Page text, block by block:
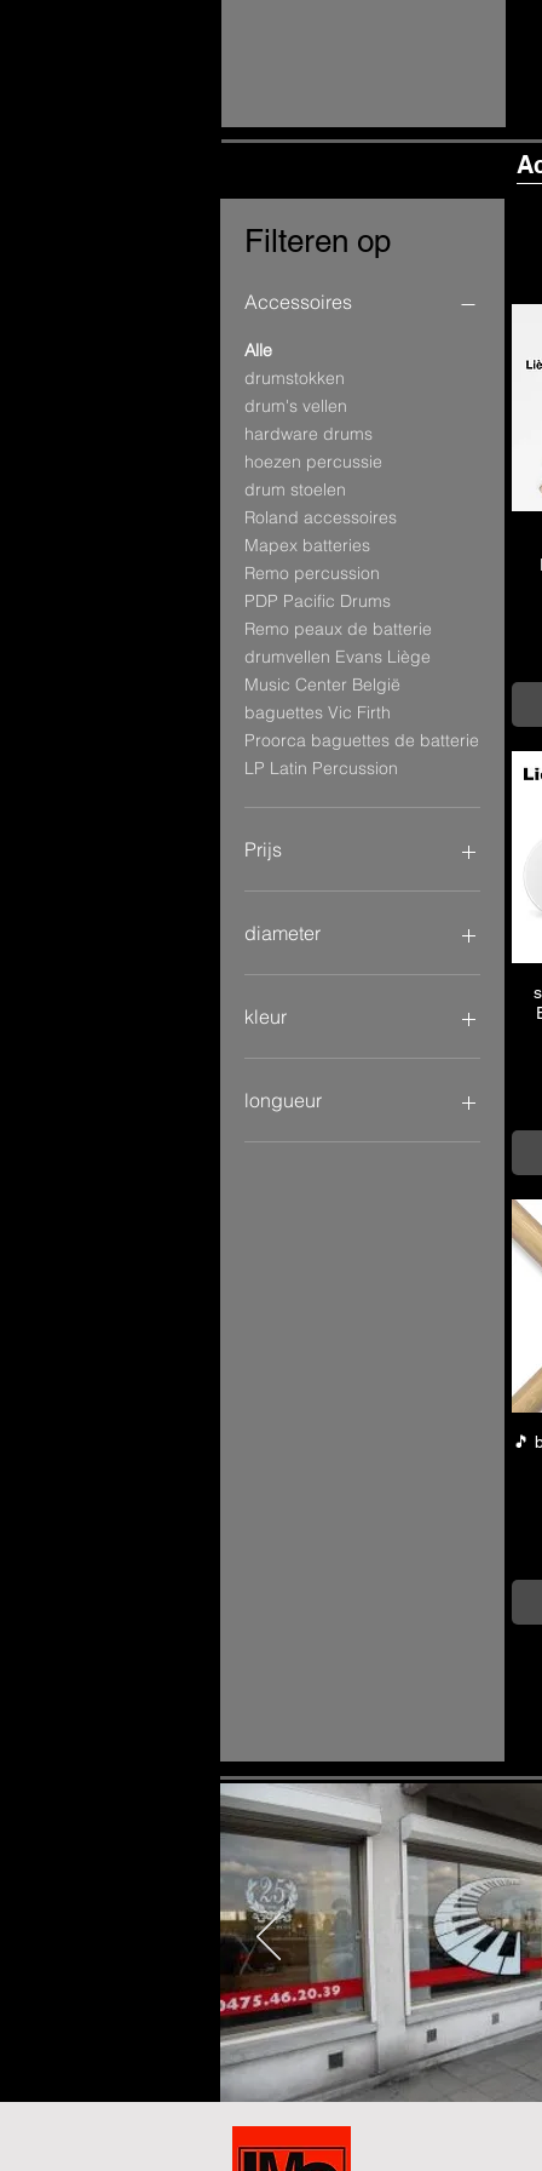
Filteren op
Accessoires
Alle
drumstokken
drum's vellen
hardware drums
hoezen percussie
drum stoelen
Roland accessoires
Mapex batteries
Remo percussion
PDP Pacific Drums
Remo peaux de batterie
drumvellen Evans Liège
Music Center België
baguettes Vic Firth
Proorca baguettes de batterie
LP Latin Percussion
Prijs
€ 1
diameter
kleur
longueur
🎵